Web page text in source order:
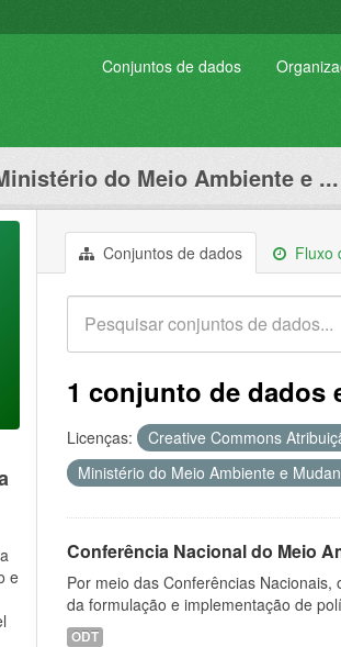
Conjuntos de dados
do Meio Ambiente e ...
Conjuntos de dados Fluxo
1 conjunto de dados
Licenças: Creative Commons
Ministério do Meio Ambiente e
Conferência Nacional do Meio
Por meio das Conferências
da formulação e implementação de
ODT
e